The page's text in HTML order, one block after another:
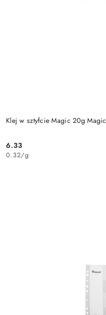
Klej w sztyfcie Magic 20g Magic
Cena:
6.33
0.32/g